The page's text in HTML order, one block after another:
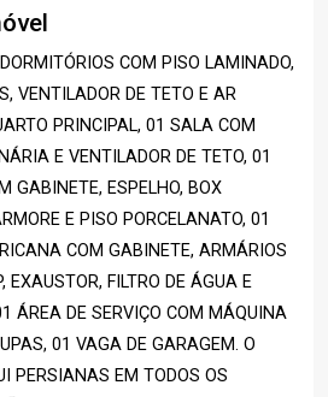
COM PISO LAMINADO,
VENTILADOR DE TETO E AR
PRINCIPAL, 01 SALA COM
E VENTILADOR DE TETO, 01
GABINETE, ESPELHO, BOX
E PISO PORCELANATO, 01
COM GABINETE, ARMÁRIOS
EXAUSTOR, FILTRO DE ÁGUA E
ÁREA DE SERVIÇO COM MÁQUINA
01 VAGA DE GARAGEM. O
PERSIANAS EM TODOS OS